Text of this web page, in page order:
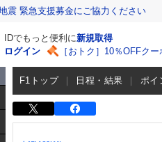
震 緊急支援募金にご協力ください
IDでもっと便利に新規取得
ログイン
［おトク］10％OFFク
F1トップ 日程・結果 ポイ